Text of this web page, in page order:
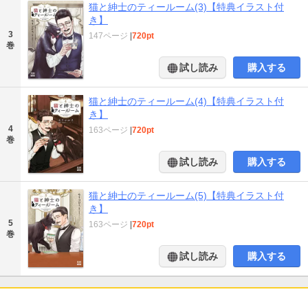
3
巻
猫と紳士のティールーム(3)【特典イラスト付
き】
147ページ |720pt
試し読み 購入する
4
巻
猫と紳士のティールーム(4)【特典イラスト付
き】
163ページ |720pt
試し読み 購入する
5
巻
猫と紳士のティールーム(5)【特典イラスト付
き】
163ページ |720pt
試し読み 購入する